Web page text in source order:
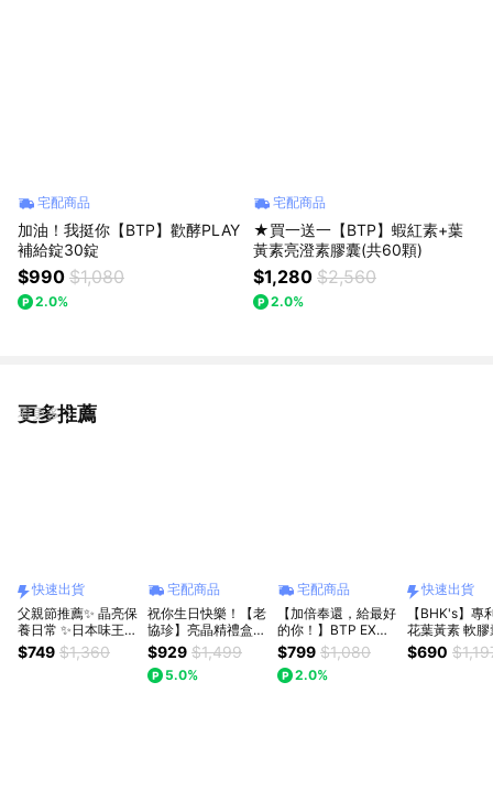
宅配商品
加油！我挺你【BTP】歡酵PLAY
補給錠30錠
$990 $1,080
2.0%
宅配商品
★買一送一【BTP】蝦紅素+葉
黃素亮澄素膠囊(共60顆)
$1,280 $2,560
2.0%
更多推薦
看更多
快速出貨
父親節推薦✨ 晶亮保
養日常 ✨日本味王
金盞花葉黃素強化B
群特別版(30粒/盒)
$749 $1,360
宅配商品
祝你生日快樂！【老
協珍】亮晶精禮盒
(18入)
$929 $1,499
5.0%
宅配商品
【加倍奉還，給最好
的你！】BTP EX金
盞花葉黃素加倍晶亮
飲15入+7入
$799 $1,080
2.0%
快速出貨
【BHK's】專
花葉黃素 軟膠
(30粒/盒) 3盒
「快速出貨」
$690